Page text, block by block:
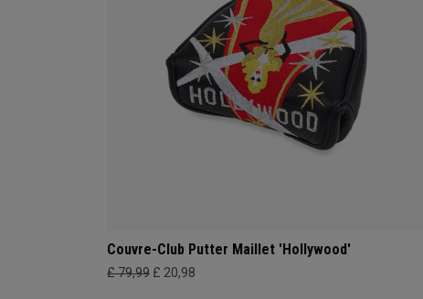
Couvre-Club Putter Maillet 'Hollywood'
£ 79,99 £ 20,98